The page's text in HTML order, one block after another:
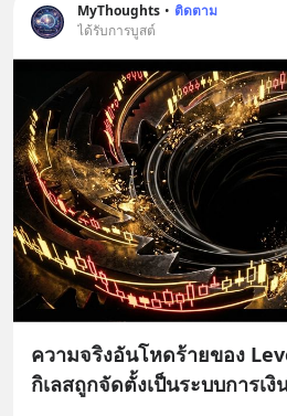
MyThoughts • ติดตาม
ได้รับการบูสต์
ความจริงอันโหดร้ายของ
กิเลสถูกจัดตั้งเป็นระบบการเงิ